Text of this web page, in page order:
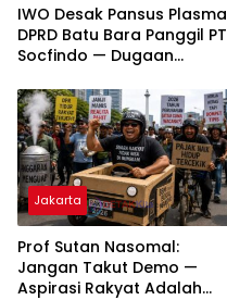
IWO Desak Pansus Plasma
DPRD Batu Bara Panggil PT
Socfindo — Dugaan
Mengemuka
Jakarta
Prof Sutan Nasomal:
Jangan Takut Demo —
Aspirasi Rakyat Adalah